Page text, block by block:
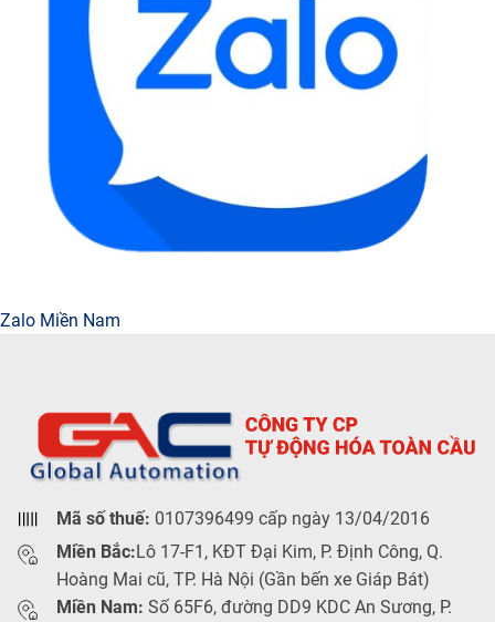
Zalo Miền Nam
Mã số thuế: 0107396499 cấp ngày 13/04/2016
Miền Bắc:Lô 17-F1, KĐT Đại Kim, P. Định Công, Q.
Hoàng Mai cũ, TP. Hà Nội (Gần bến xe Giáp Bát)
Miền Nam: Số 65F6, đường DD9 KDC An Sương, P.